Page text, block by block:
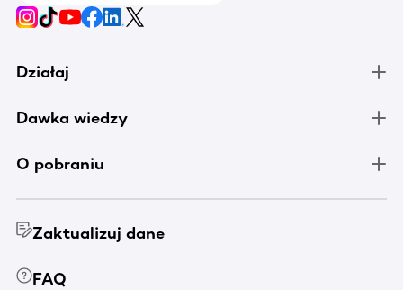
Działaj
Dawka wiedzy
O pobraniu
Zaktualizuj dane
FAQ